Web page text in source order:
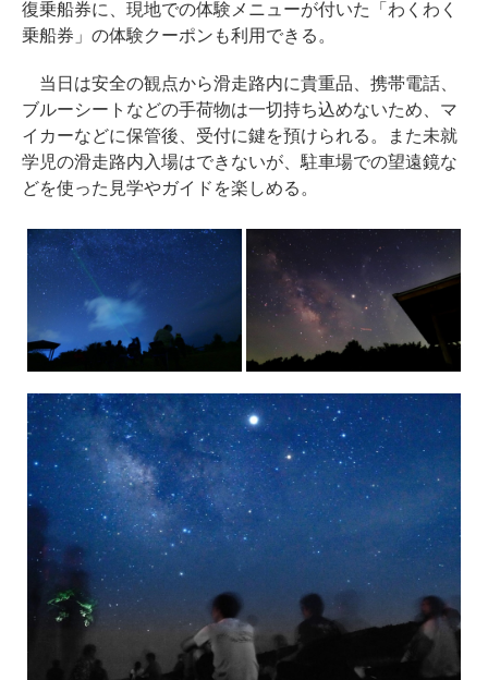
復乗船券に、現地での体験メニューが付いた「わくわく
乗船券」の体験クーポンも利用できる。
当日は安全の観点から滑走路内に貴重品、携帯電話、
ブルーシートなどの手荷物は一切持ち込めないため、マ
イカーなどに保管後、受付に鍵を預けられる。また未就
学児の滑走路内入場はできないが、駐車場での望遠鏡な
どを使った見学やガイドを楽しめる。